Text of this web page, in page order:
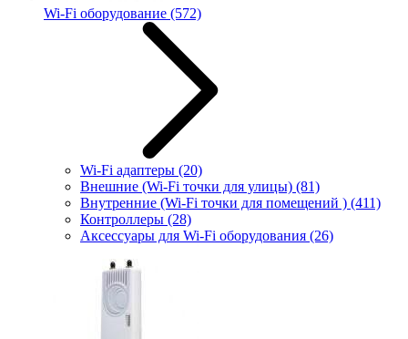
Wi-Fi оборудование (572)
Wi-Fi адаптеры (20)
Внешние (Wi-Fi точки для улицы) (81)
Внутренние (Wi-Fi точки для помещений ) (411)
Контроллеры (28)
Аксессуары для Wi-Fi оборудования (26)